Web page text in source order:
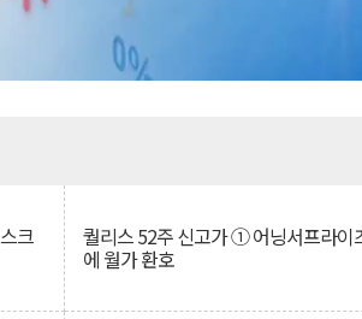
크 퀄리스 52주 신고가 ① 어닝서프라이
에 월가 환호